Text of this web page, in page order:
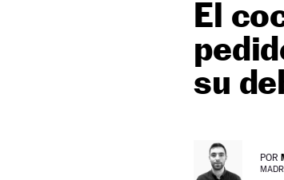
El
su
POR